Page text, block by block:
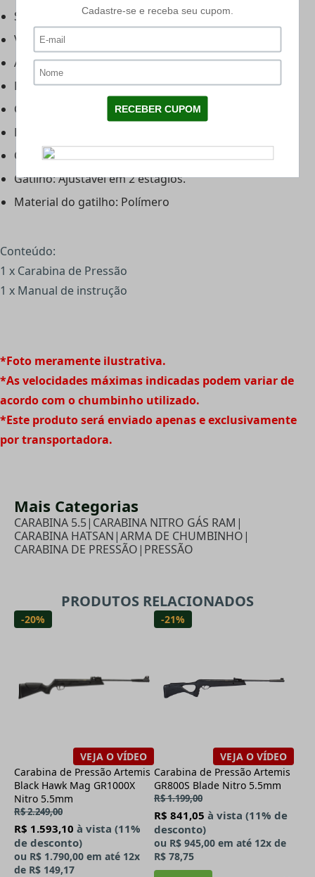
Sistema de Ação: Nitro (gás ram) 60 Kg
Velocidade: 245 m/s*
Acabamendo: Oxidado
Peso: 3 kg
Cano:
Bloco do cano: Metal
Comprimento total: 1110mm
Gatilho:Ajustavel em 2 estágios.
Material do gatilho: Polímero
Conteúdo:
1 x Carabina de Pressão
1 x Manual de instrução
*Foto meramente ilustrativa.
*As velocidades máximas indicadas podem variar de
acordo com o chumbinho utilizado.
*Este produto será enviado apenas e exclusivamente
por transportadora.
Mais Categorias
CARABINA 5.5| CARABINA NITRO GÁS RAM |
CARABINA HATSAN|ARMA DE CHUMBINHO|
CARABINA DE PRESSÃO| PRESSÃO
PRODUTOS RELACIONADOS
-20%
VEJA O VÍDEO
Carabina de Pressão Artemis
Black Hawk Mag GR1000X
Nitro 5.5mm
R$ 2.249,00
R$ 1.593,10 à vista (11%
de desconto)
ou R$ 1.790,00 em até 12x
de R$ 149,17
-21%
VEJA O VÍDEO
Carabina de Pressão Artemis
GR800S Blade Nitro 5.5mm
R$ 1.199,00
R$ 841,05 à vista (11% de
desconto)
ou R$ 945,00 em até 12x de
R$ 78,75